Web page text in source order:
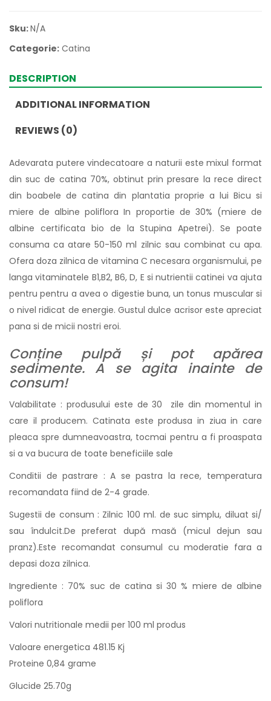
Sku:N/A
Categorie: Catina
DESCRIPTION
ADDITIONAL INFORMATION
REVIEWS (0)
Adevarata putere vindecatoare a naturii este mixul format
din suc de catina 70%, obtinut prin presare la rece direct
din boabele de catina din plantatia proprie a lui Bicu si
miere de albine poliflora In proportie de 30% (miere de
albine certificata bio de la Stupina Apetrei). Se poate
consuma ca atare 50-150 ml zilnic sau combinat cu apa.
Ofera doza zilnica de vitamina C necesara organismului, pe
langa vitaminatele B1,B2, B6, D, E si nutrientii catinei va ajuta
pentru pentru a avea o digestie buna, un tonus muscular si
o nivel ridicat de energie. Gustul dulce acrisor este apreciat
pana si de micii nostri eroi.
Conține pulpă și pot apărea
sedimente. A se agita inainte de
consum!
Valabilitate : produsului este de 30 zile din momentul in
care il producem. Catinata este produsa in ziua in care
pleaca spre dumneavoastra, tocmai pentru a fi proaspata
si a va bucura de toate beneficiile sale
Conditii de pastrare : A se pastra la rece, temperatura
recomandata fiind de 2-4 grade.
Sugestii de consum : Zilnic 100 ml. de suc simplu, diluat si/
sau îndulcit.De preferat după masă (micul dejun sau
pranz).Este recomandat consumul cu moderatie fara a
depasi doza zilnica.
Ingrediente : 70% suc de catina si 30 % miere de albine
poliflora
Valori nutritionale medii per 100 ml produs
Valoare energetica 481.15 Kj
Proteine 0,84 grame
Glucide 25.70g